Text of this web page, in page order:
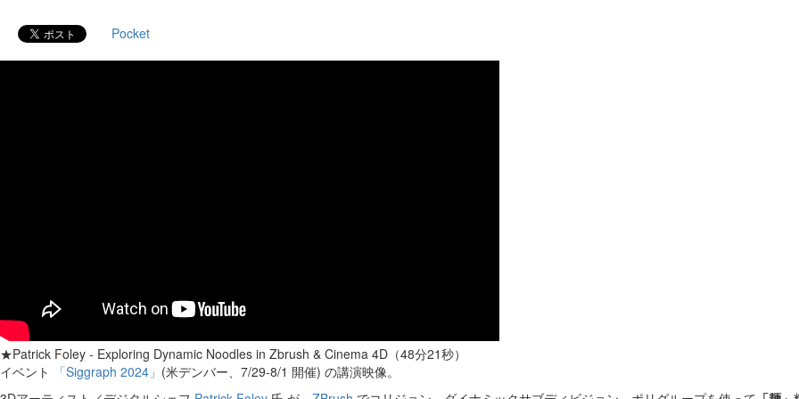
Pocket
★Patrick Foley - Exploring Dynamic Noodles in Zbrush & Cinema 4D（48分21秒）
イベント
「Siggraph 2024」 (米デンバー、7/29-8/1 開催) の講演映像。